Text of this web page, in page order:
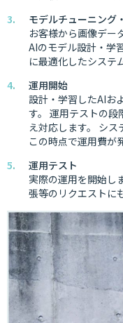
モデルチューニング
お客様から画像デー
AIのモデル設計・学
に最適化したシステ
運用開始
設計・学習したAIお
す。 運用テストの段
え対応します。 シス
この時点で運用費が
運用テスト
実際の運用を開始し
張等のリクエストに